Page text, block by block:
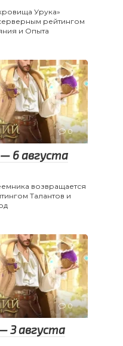
Урука»
рейтингом
и Опыта
0
— 6 августа
возвращается
Талантов и
0
3 августа